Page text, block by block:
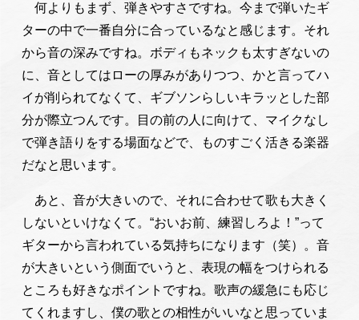
何よりもまず、弾きやすさですね。今まで弾いたギ
ターの中で一番自分に合っているなと感じます。それ
から音の深みですね。ボディもネックも太すぎないの
に、音としてはローの厚みがありつつ、かと言ってハ
イが削られてなくて、ギブソンらしいキラッとした部
分が際立つんです。目の前の人に向けて、マイクなし
で弾き語りをする場面などで、ものすごく活きる楽器
だなと思います。
あと、音が大きいので、それに合わせて歌も大きく
しないといけなくて。“おいお前、練習しろよ！”って
ギターから言われている気持ちになります（笑）。音
が大きいという側面でいうと、表現の幅をつけられる
ところも好きなポイントですね。歌声の緩急にも応じ
てくれますし、僕の歌との相性がいいなと思っていま